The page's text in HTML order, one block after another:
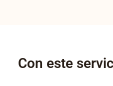
Con este